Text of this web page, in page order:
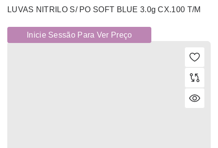
LUVAS NITRILO S/ PO SOFT BLUE 3.0g CX.100 T/M
Inicie Sessão Para Ver Preço